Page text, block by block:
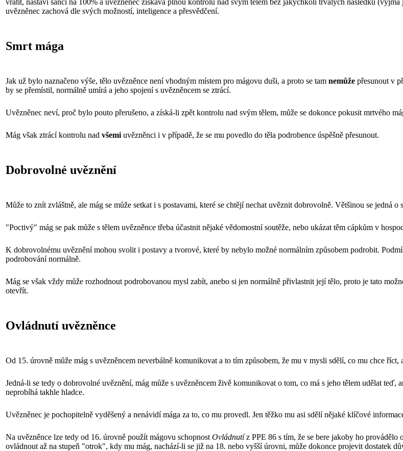
uvězněnec zachová dle svých možností, inteligence a přesvědčení.
Smrt mága
Jak už bylo naznačeno výše, tělo uvězněnce není vhodným místem pro mágovu duši, a proto se tam nemůže přesunout v
by se přemístil, normálně umírá a jeho spojení s uvězněncem se ztrácí.
Uvězněnec neví, proč bylo pouto přerušeno, a získá-li zpět kontrolu nad svým tělem, může se dokonce pokusit mrtvého
Mág však ztrácí kontrolu nad všemi uvězněnci i v případě, že se mu povedlo do těla podrobence úspěšně přesunout.
Dobrovolné uvěznění
Může to znít zvláštně, ale mág se může setkat i s postavami, které se chtějí nechat uvěznit dobrovolně. Většinou se
"Poctivý" mág se pak může s tělem uvězněnce třeba účastnit nějaké vědomostní soutěže, nebo ukázat těm cápkům v
K dobrovolnému uvěznění mohou svolit i postavy a tvorové, které by nebylo možné normálním způsobem podrobit.
podrobování normálně.
Mág se však vždy může rozhodnout podrobovanou mysl zabít, anebo si jen normálně přivlastnit její tělo, proto je tato
otevřít.
Ovládnutí uvězněnce
Od 15. úrovně může mág s uvězněncem neverbálně komunikovat a to tím způsobem, že mu v mysli sdělí, co mu chce
Jedná-li se tedy o dobrovolné uvěznění, mág může s uvězněncem živě komunikovat o tom, co má s jeho tělem udělat
neprobíhá takhle hladce.
Uvězněnec je pochopitelně vyděšený a nenávidí mága za to, co mu provedl. Jen těžko mu asi sdělí nějaké klíčové
Na uvězněnce lze tedy od 16. úrovně použít mágovu schopnost Ovládnutíz PPE 86 s tím, že se bere jakoby ho provádělo
ovládnout až na stupeň "otrok", kdy mu mág, nachází-li se již na 18. nebo vyšší úrovni, může dokonce projevit dostatek